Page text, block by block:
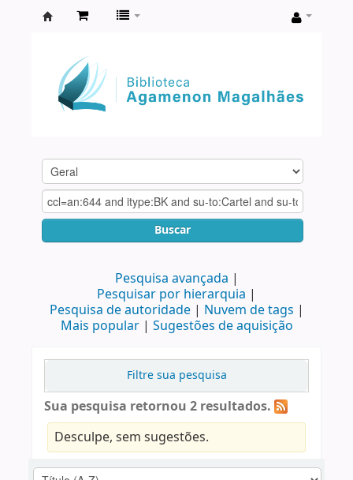
Agamenon
Magalhães
Buscar
Pesquisa avançada
Pesquisar por hierarquia
Pesquisa de autoridade
Nuvem de tags
Mais popular
Sugestões de aquisição
Filtre sua pesquisa
Sua pesquisa retornou 2 resultados.
Desculpe, sem sugestões.